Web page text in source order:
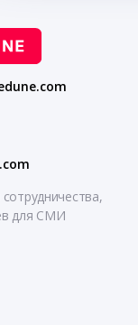
для СМИ